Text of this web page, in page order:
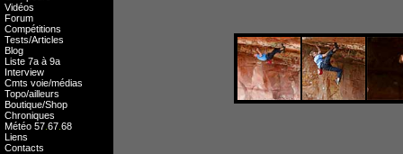
Vidéos
Forum
Compétitions
Tests/Articles
Blog
Liste 7a à 9a
Interview
Cmts voie/médias
Topo/ailleurs
Boutique/Shop
Chroniques
Météo 57 67 68
Liens
Contacts